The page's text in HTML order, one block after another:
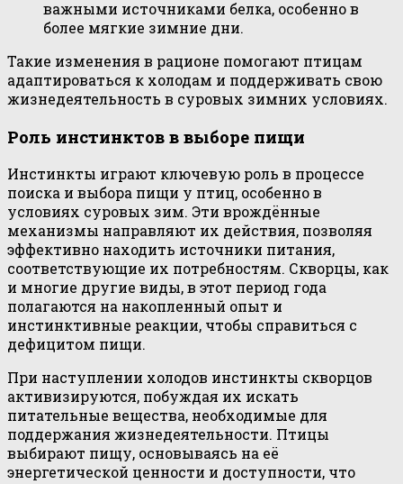
важными источниками белка, особенно в
более мягкие зимние дни.
Такие изменения в рационе помогают птицам
адаптироваться к холодам и поддерживать свою
жизнедеятельность в суровых зимних условиях.
Роль инстинктов в выборе пищи
Инстинкты играют ключевую роль в процессе
поиска и выбора пищи у птиц, особенно в
условиях суровых зим. Эти врождённые
механизмы направляют их действия, позволяя
эффективно находить источники питания,
соответствующие их потребностям. Скворцы, как
и многие другие виды, в этот период года
полагаются на накопленный опыт и
инстинктивные реакции, чтобы справиться с
дефицитом пищи.
При наступлении холодов инстинкты скворцов
активизируются, побуждая их искать
питательные вещества, необходимые для
поддержания жизнедеятельности. Птицы
выбирают пищу, основываясь на её
энергетической ценности и доступности, что